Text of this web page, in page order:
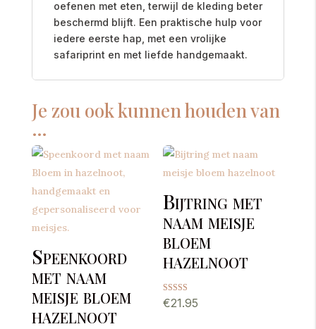
oefenen met eten, terwijl de kleding beter
beschermd blijft. Een praktische hulp voor
iedere eerste hap, met een vrolijke
safariprint en met liefde handgemaakt.
Je zou ook kunnen houden van
…
Speenkoord
met naam
meisje bloem
hazelnoot
Bijtring met
naam meisje
bloem
hazelnoot
Gewaardeerd
5.00
€21.95